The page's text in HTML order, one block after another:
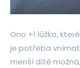
Ono +1 lůžko,
je potřeba vnímat
menší dítě